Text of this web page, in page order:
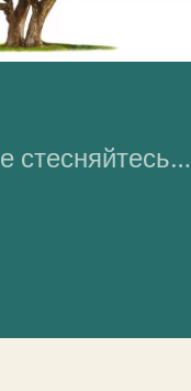
стесняйтесь…